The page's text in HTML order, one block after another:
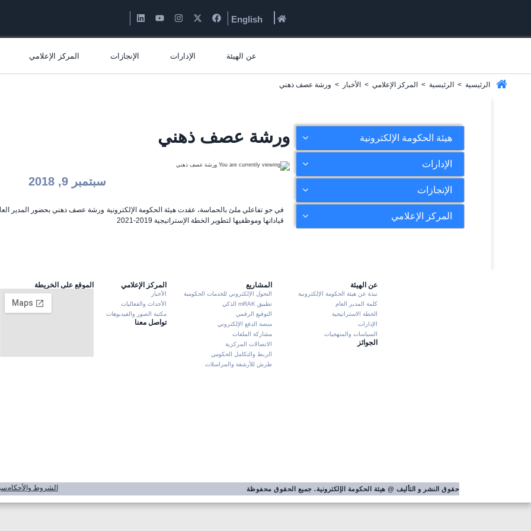
English
عن الهيئة الإدارات الإنجازات المركز الإعلامي
الرئيسية > الرئيسية > المركز الإعلامي > الأخبار > ورشة عصف ذهني
هيئة الحكومة الإلكترونية
الإدارات
الإنجازات
المركز الإعلامي
ورشة عصف ذهني
سبتمبر 9, 2018
في جو تفاعلي ملئ بالحماسة، عقدت هيئة الحكومة الإلكترونية ورشة عصف ذهني بحضور المدير
قياداتها وموظفيها لتطوير الخطة الإستراتيجية 2019-2021
عن الهيئة
نبذة عن هيئة الحكومة الإلكترونية
كلمة المدير العام
الخطة الاستراتيجية
الإدارات
السياسات والمنهجيات
الجوائز
المشاريع
التحول الإلكتروني للخدمات الحكومية
تطبيق mRAK الذكي
التوقيع الرقمي
منصة الدفع الإلكتروني
مشاركة الملفات
الاتصالات المركزية
الربط والتكامل الحكومي
طرش للأرشفة والمراسلات
المركز الإعلامي
الأخبار
الأحداث والفعاليات
مكتبة الصور والفيديوهات
تواصل معنا
الموقع على الخريطة
حقوق النشر و التأليف @ هيئة الحكومة الإلكترونية. جميع الحقوق محفوظة الشروط والأحكام